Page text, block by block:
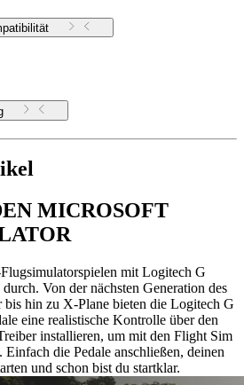
MICROSOFT
mit Logitech G
Von der nächsten Generation des
hin zu X-Plane bieten die Logitech G
eine realistische Kontrolle über den
installieren, um mit den Flight Sim
Einfach die Pedale anschließen, deinen
und schon bist du startklar.